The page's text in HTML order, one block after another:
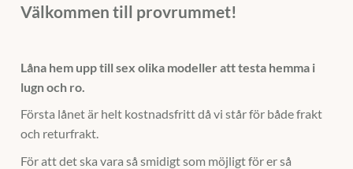
Välkommen till provrummet!
Låna hem upp till sex olika modeller att testa hemma i
lugn och ro.
Första lånet är helt kostnadsfritt då vi står för både frakt
och returfrakt.
För att det ska vara så smidigt som möjligt för er så